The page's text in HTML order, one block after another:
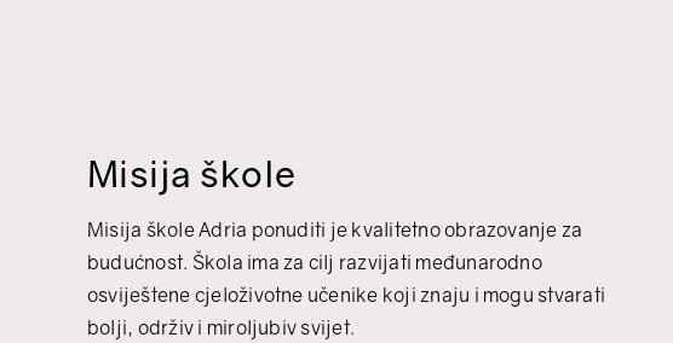
Misija škole
Misija škole Adria ponuditi je kvalitetno obrazovanje za
budućnost. Škola ima za cilj razvijati međunarodno
osviještene cjeloživotne učenike koji znaju i mogu stvarati
bolji, održiv i miroljubiv svijet.